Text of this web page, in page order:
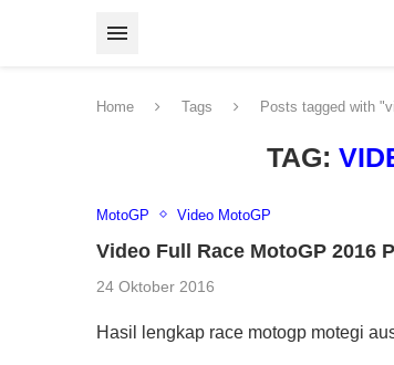
Home Tags Posts tagged with
TAG:
MotoGP Video MotoGP
Video Full Race MotoGP 2016
24 Oktober 2016
Hasil lengkap race motogp motegi